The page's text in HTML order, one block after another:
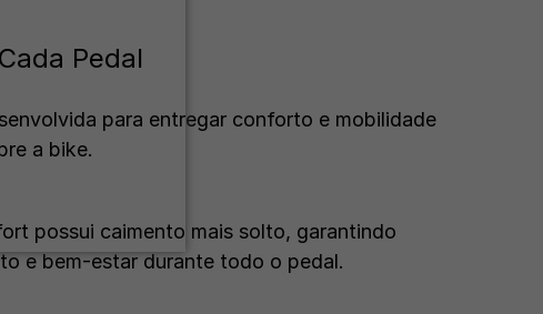
Pedal
para entregar conforto e mobilidade
a bike.
possui caimento mais solto, garantindo
e bem-estar durante todo o pedal.